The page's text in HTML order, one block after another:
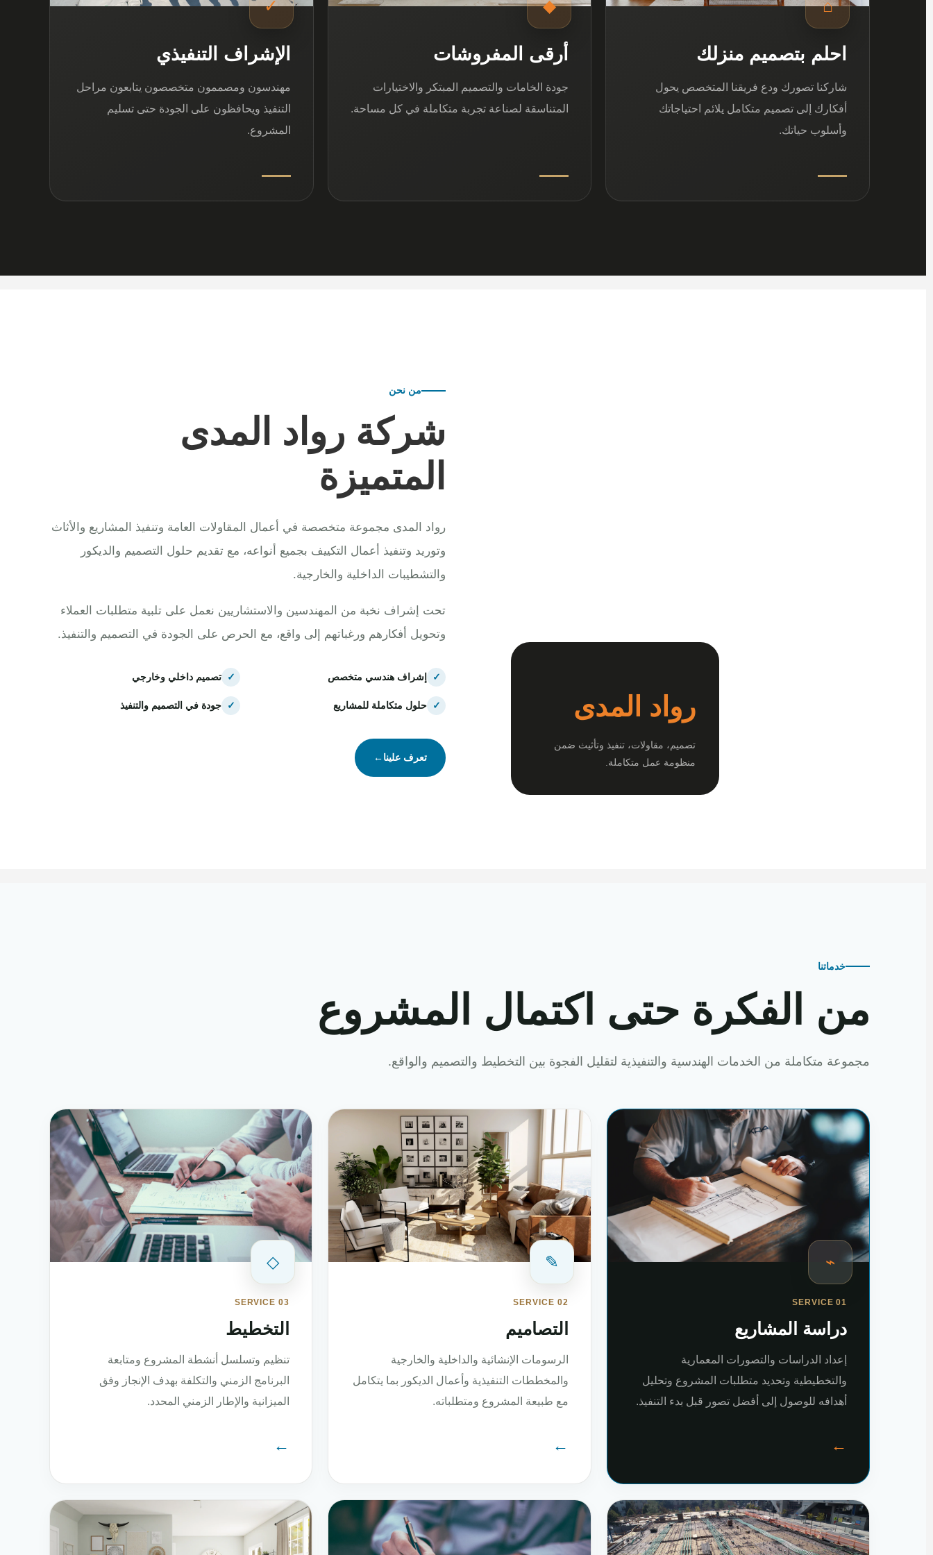
⌂
احلم بتصميم منزلك
شاركنا تصورك ودع فريقنا المتخصص يحول
أفكارك إلى تصميم متكامل يلائم احتياجاتك
وأسلوب حياتك.
◆
أرقى المفروشات
جودة الخامات والتصميم المبتكر والاختيارات
المتناسقة لصناعة تجربة متكاملة في كل مساحة.
✓
الإشراف التنفيذي
مهندسون ومصممون متخصصون يتابعون مراحل
التنفيذ ويحافظون على الجودة حتى تسليم
المشروع.
رواد المدى
تصميم، مقاولات، تنفيذ وتأثيث ضمن
منظومة عمل متكاملة.
من نحن
شركة رواد المدى
المتميزة
رواد المدى مجموعة متخصصة في أعمال المقاولات العامة وتنفيذ المشاريع والأثاث
وتوريد وتنفيذ أعمال التكييف بجميع أنواعه، مع تقديم حلول التصميم والديكور
والتشطيبات الداخلية والخارجية.
تحت إشراف نخبة من المهندسين والاستشاريين نعمل على تلبية متطلبات العملاء
وتحويل أفكارهم ورغباتهم إلى واقع، مع الحرص على الجودة في التصميم والتنفيذ.
✓ إشراف هندسي متخصص ✓ تصميم داخلي وخارجي
✓ حلول متكاملة للمشاريع ✓ جودة في التصميم والتنفيذ
تعرف علينا←
خدماتنا
من الفكرة حتى اكتمال المشروع
مجموعة متكاملة من الخدمات الهندسية والتنفيذية لتقليل الفجوة بين التخطيط والتصميم والواقع.
⌁
SERVICE 01
دراسة المشاريع
إعداد الدراسات والتصورات المعمارية
والتخطيطية وتحديد متطلبات المشروع وتحليل
أهدافه للوصول إلى أفضل تصور قبل بدء التنفيذ.
←
✎
SERVICE 02
التصاميم
الرسومات الإنشائية والداخلية والخارجية
والمخططات التنفيذية وأعمال الديكور بما يتكامل
مع طبيعة المشروع ومتطلباته.
←
◇
SERVICE 03
التخطيط
تنظيم وتسلسل أنشطة المشروع ومتابعة
البرنامج الزمني والتكلفة بهدف الإنجاز وفق
الميزانية والإطار الزمني المحدد.
←